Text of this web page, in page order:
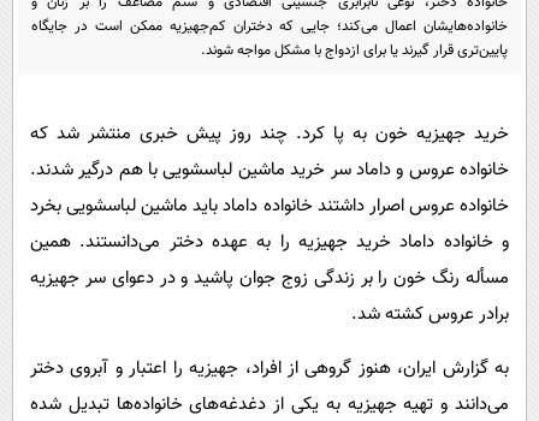
سرگرمی
فناوری
حوادث
سلامت
فرهنگی
اجتماعی
حیات وحش
پیامک
روانشناسی
دانلود
خانواده‌هایشان اعمال می‌کند؛ جایی که دختران کم‌جهیزیه ممکن است در جایگاه
پایین‌تری قرار گیرند یا برای ازدواج با مشکل مواجه شوند.
خرید جهیزیه خون به پا کرد. چند روز پیش خبری منتشر شد که
خانواده عروس و داماد سر خرید ماشین لباسشویی با هم درگیر شدند.
خانواده عروس اصرار داشتند خانواده داماد باید ماشین لباسشویی بخرد
و خانواده داماد خرید جهیزیه را به عهده دختر می‌دانستند. همین
مسأله رنگ خون را بر زندگی زوج جوان پاشید و در دعوای سر جهیزیه
برادر عروس کشته شد.
به گزارش ایران، هنوز گروهی از افراد، جهیزیه را اعتبار و آبروی دختر
می‌دانند و تهیه جهیزیه به یکی از دغدغه‌های خانواده‌ها تبدیل شده